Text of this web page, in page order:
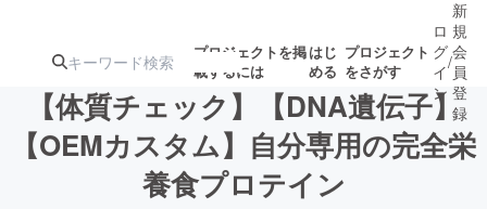
プロジェクトを掲
載するには
はじ
める
プロジェクト
をさがす
注目のリ 注目の新着プロ募集終了が近いプ
ロ
グ
イ
ン
/
新
規
会
員
登
録
【体質チェック】【DNA遺伝子】
【OEMカスタム】自分専用の完全栄
養食プロテイン